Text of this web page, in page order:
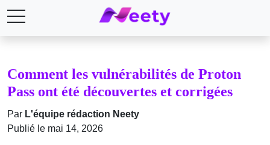
Comment les vulnérabilités de Proton
Pass ont été découvertes et corrigées
Par L'équipe rédaction Neety
Publié le mai 14, 2026